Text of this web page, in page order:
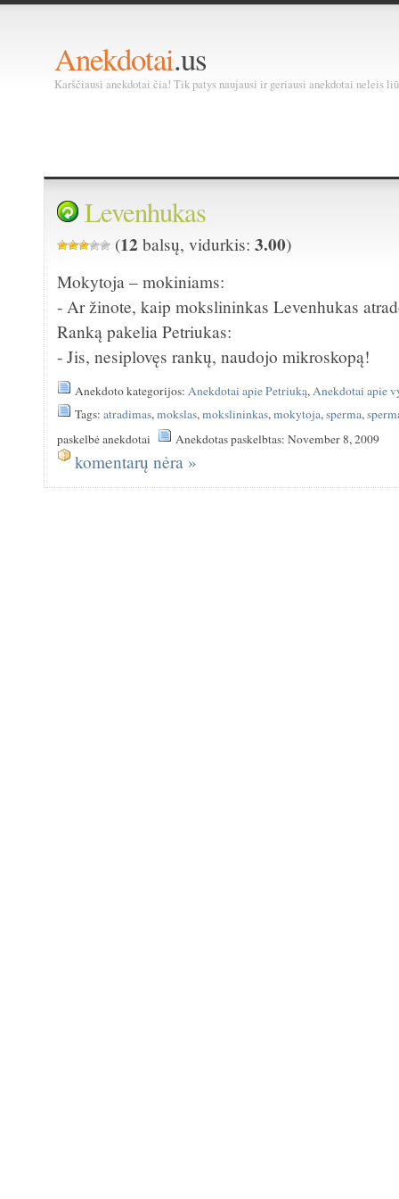
Anekdotai.us
Karščiausi anekdotai čia! Tik patys naujausi ir geriausi anekdotai neleis
Levenhukas
(12 balsų, vidurkis:3.00)
Mokytoja – mokiniams:
- Ar žinote, kaip mokslininkas Levenhukas
Ranką pakelia Petriukas:
- Jis, nesiplovęs rankų, naudojo mikroskopą!
Anekdoto kategorijos:Anekdotai apie Petriuką,Anekdotai apie
Tags:atradimas,mokslas,mokslininkas,mokytoja,sperma,
paskelbė anekdotai
Anekdotas paskelbtas: November 8, 2009
komentarų nėra »